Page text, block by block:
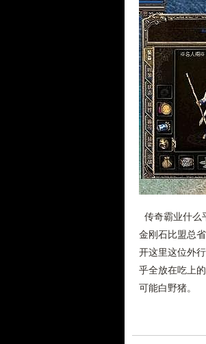
传奇霸业什么
金刚石比盟总
开这里这位外
乎全放在吃上
可能白野猪。